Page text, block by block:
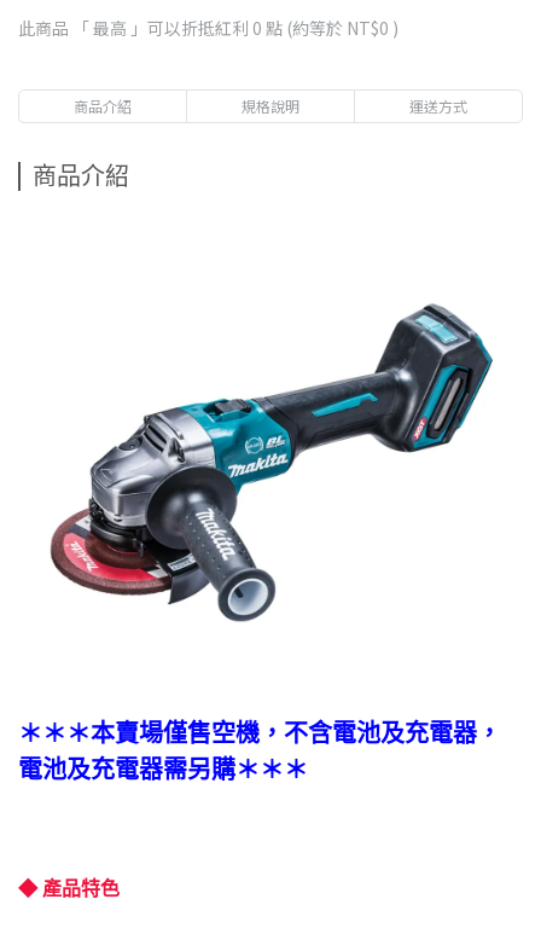
此商品 「 最高 」可以折抵紅利 0 點 (約等於 NT$0 )
商品介紹 規格說明 運送方式
商品介紹
＊＊＊本賣場僅售空機，不含電池及充電器，
電池及充電器需另購＊＊＊
◆ 產品特色